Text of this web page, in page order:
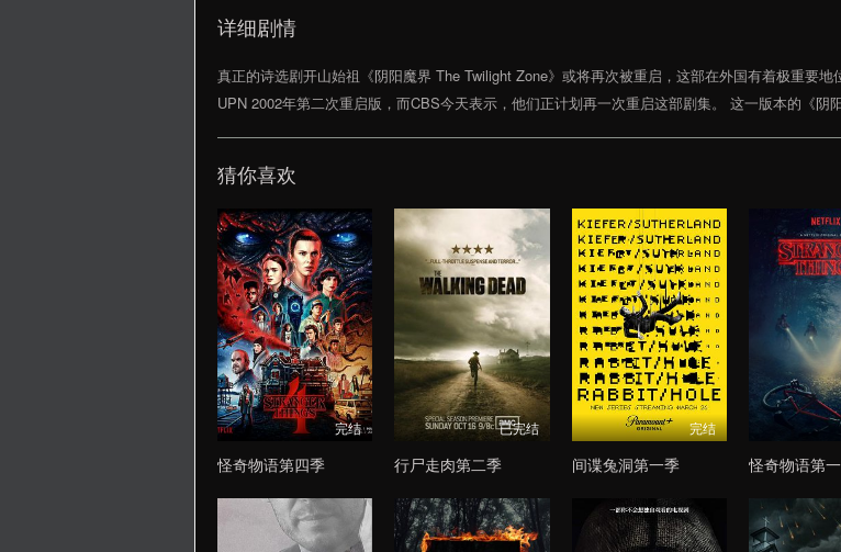
详细剧情
真正的诗选剧开山始祖《阴阳魔界 The Twilight Zone》或将再次被重启，这部在外国有着极重要
UPN 2002年第二次重启版，而CBS今天表示，他们正计划再一次重启这部剧集。 这一版本的《阴
猜你喜欢
完结
怪奇物语第四季
已完结
行尸走肉第二季
完结
间谍兔洞第一季 怪奇物语第